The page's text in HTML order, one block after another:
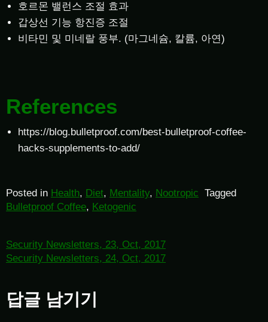
호르몬 밸런스 조절 효과
갑상선 기능 항진증 조절
비타민 및 미네랄 풍부. (마그네슘, 칼륨, 아연)
References
https://blog.bulletproof.com/best-bulletproof-coffee-
hacks-supplements-to-add/
Posted in Health, Diet, Mentality, Nootropic Tagged
Bulletproof Coffee, Ketogenic
Security Newsletters, 23, Oct, 2017
Security Newsletters, 24, Oct, 2017
답글 남기기